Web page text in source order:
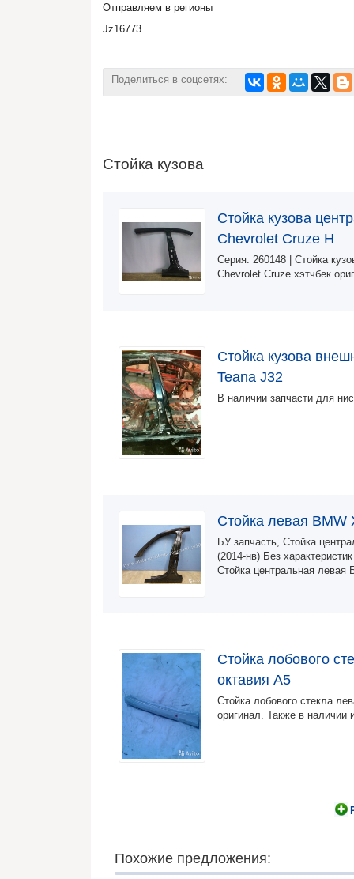
Отправляем в регионы
Jz16773
Поделиться в соцсетях:
Стойка кузова
Стойка кузова
Chevrolet Cruze H
Серия: 260148 | Стойка
Chevrolet Cruze хэтчбек
Стойка кузова
Teana J32
В наличии запчасти для
Стойка левая BMW
БУ запчасть, Стойка
(2014-нв) Без
Стойка центральная
Стойка лобового
октавия А5
Стойка лобового стекла
оригинал. Также в наличии
Похожие предложения: